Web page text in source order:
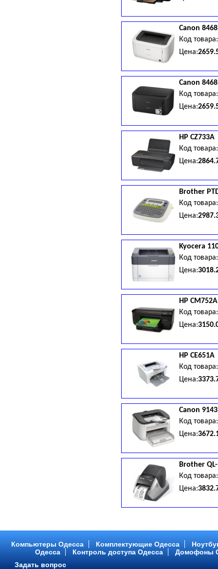
Canon
Код
Цена:
Canon
Код
Цена:
HP CZ733A
Код
Цена:
Brother
Код
Цена:
Kyocera
Код
Цена:
HP CM752A
Код
Цена:
HP CE651A
Код
Цена:
Canon
Код
Цена:
Brother
Код
Цена:
Компьютеры Одесса Комплектующие Одесса
Одесса
Контроль доступа Одесса
Домофоны
Задать вопрос